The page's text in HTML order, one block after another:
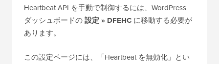
Heartbeat API を手動で制御するには、WordPress
ダッシュボードの設定 » DFEHC に移動する必要が
あります。
この設定ページには、「Heartbeat を無効化」とい